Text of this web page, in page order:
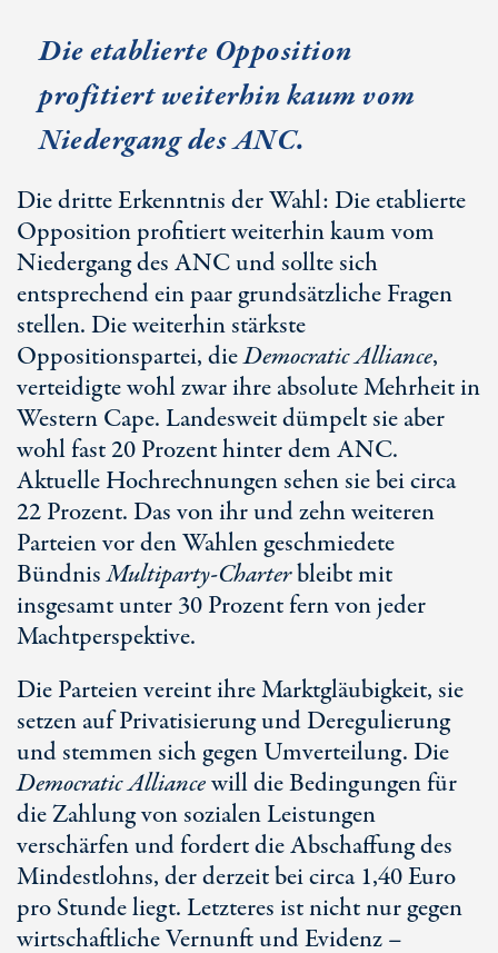
Die etablierte Opposition
profitiert weiterhin kaum vom
Niedergang des ANC.
Die dritte Erkenntnis der Wahl: Die etablierte
Opposition profitiert weiterhin kaum vom
Niedergang des ANC und sollte sich
entsprechend ein paar grundsätzliche Fragen
stellen. Die weiterhin stärkste
Oppositionspartei, dieDemocratic Alliance,
verteidigte wohl zwar ihre absolute Mehrheit in
Western Cape. Landesweit dümpelt sie aber
wohl fast20 Prozenthinter dem ANC.
Aktuelle Hochrechnungen sehen sie bei circa
22 Prozent. Das von ihr und zehn weiteren
Parteien vor den Wahlen geschmiedete
BündnisMultiparty-Charterbleibt mit
insgesamt unter30 Prozentfern von jeder
Machtperspektive.
Die Parteien vereint ihre Marktgläubigkeit, sie
setzen auf Privatisierung und Deregulierung
und stemmen sich gegen Umverteilung. Die
Democratic Alliancewill die Bedingungen für
die Zahlung von sozialen Leistungen
verschärfen und fordert die Abschaffung des
Mindestlohns, der derzeit bei circa1,40 Euro
pro Stunde liegt. Letzteres ist nicht nur gegen
wirtschaftliche Vernunft und Evidenz –